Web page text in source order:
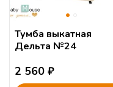
Тумба выкатная
Дельта №24
2 560 ₽